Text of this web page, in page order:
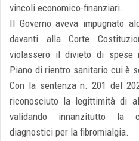
vincoli economico-finanziari.
Il Governo aveva impugnato
davanti alla Corte
violassero il divieto di spese
Piano di rientro sanitario cui è
Con la sentenza n. 201 del
riconosciuto la legittimità di
validando innanzitutto la
diagnostici per la fibromialgia.